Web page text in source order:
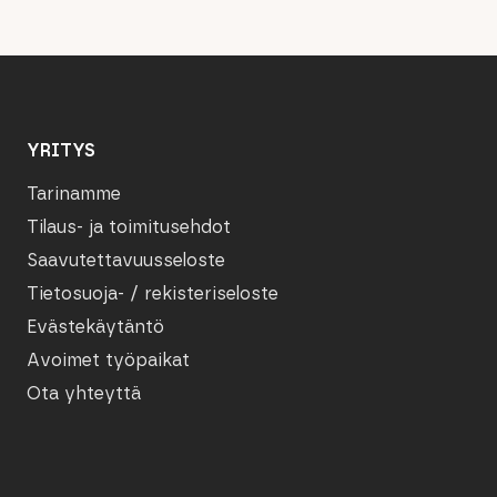
YRITYS
Tarinamme
Tilaus- ja toimitusehdot
Saavutettavuusseloste
Tietosuoja- / rekisteriseloste
Evästekäytäntö
Avoimet työpaikat
Ota yhteyttä